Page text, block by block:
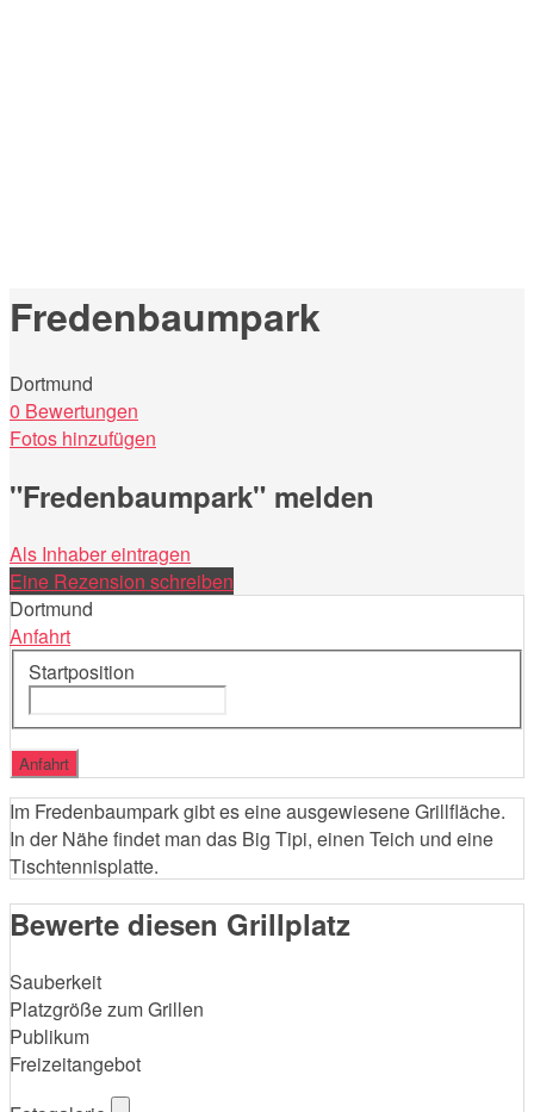
Fredenbaumpark
Dortmund
0 Bewertungen
Fotos hinzufügen
"Fredenbaumpark" melden
Als Inhaber eintragen
Eine Rezension schreiben
Dortmund
Anfahrt
Startposition
Im Fredenbaumpark gibt es eine ausgewiesene Grillfläche.
In der Nähe findet man das Big Tipi, einen Teich und eine
Tischtennisplatte.
Bewerte diesen Grillplatz
Sauberkeit
Platzgröße zum Grillen
Publikum
Freizeitangebot